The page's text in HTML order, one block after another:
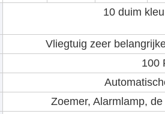
10 duim
Vliegtuig zeer
100
Zoemer, Alarmlamp,